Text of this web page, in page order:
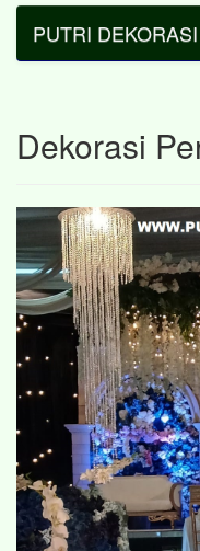
PUTRI DEKORASI
Dekorasi